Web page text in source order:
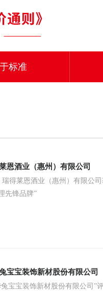
标准
恩酒业（惠州）有限公司
瑞得莱恩酒业（惠州）有限公
先锋品牌”
宝宝装饰新材股份有限公司
兔宝宝装饰新材股份有限公司”